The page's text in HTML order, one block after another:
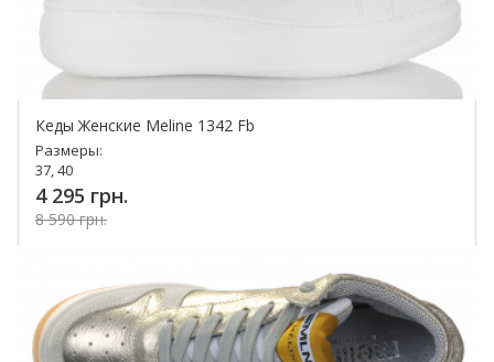
Кеды Женские Meline 1342 Fb
Размеры:
37, 40
4 295 грн.
8 590 грн.